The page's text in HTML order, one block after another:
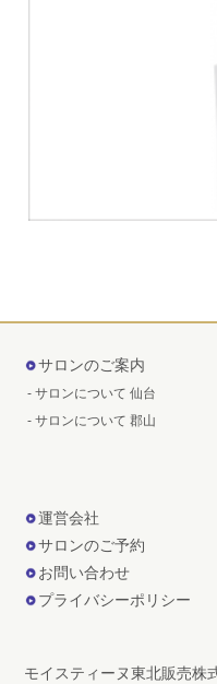
サロンのご案内
- サロンについて 仙台
- サロンについて 郡山
運営会社
サロンのご予約
お問い合わせ
プライバシーポリシー
モイスティーヌ東北販売株